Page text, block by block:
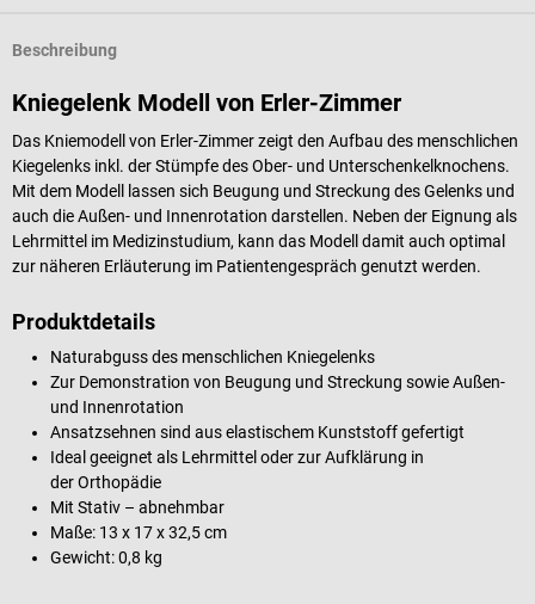
Beschreibung
Kniegelenk Modell von Erler-Zimmer
Das Kniemodell von Erler-Zimmer zeigt den Aufbau des menschlichen
Kiegelenks inkl. der Stümpfe des Ober- und Unterschenkelknochens.
Mit dem Modell lassen sich Beugung und Streckung des Gelenks und
auch die Außen- und Innenrotation darstellen. Neben der Eignung als
Lehrmittel im Medizinstudium, kann das Modell damit auch optimal
zur näheren Erläuterung im Patientengespräch genutzt werden.
Produktdetails
Naturabguss des menschlichen Kniegelenks
Zur Demonstration von Beugung und Streckung sowie Außen-
und Innenrotation
Ansatzsehnen sind aus elastischem Kunststoff gefertigt
Ideal geeignet als Lehrmittel oder zur Aufklärung in
der Orthopädie
Mit Stativ – abnehmbar
Maße: 13 x 17 x 32,5 cm
Gewicht: 0,8 kg